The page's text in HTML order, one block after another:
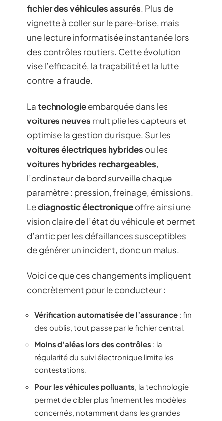
fichier des véhicules assurés. Plus de
vignette à coller sur le pare-brise, mais
une lecture informatisée instantanée lors
des contrôles routiers. Cette évolution
vise l’efficacité, la traçabilité et la lutte
contre la fraude.
Latechnologieembarquée dans les
voitures neuves multiplie les capteurs et
optimise la gestion du risque. Sur les
voitures électriques hybrides ou les
voitures hybrides rechargeables,
l’ordinateur de bord surveille chaque
paramètre : pression, freinage, émissions.
Lediagnostic électroniqueoffre ainsi une
vision claire de l’état du véhicule et permet
d’anticiper les défaillances susceptibles
de générer un incident, donc un malus.
Voici ce que ces changements impliquent
concrètement pour le conducteur :
Vérification automatisée de l’assurance : fin
des oublis, tout passe par le fichier central.
Moins d’aléas lors des contrôles : la
régularité du suivi électronique limite les
contestations.
Pour les véhicules polluants , la technologie
permet de cibler plus finement les modèles
concernés, notamment dans les grandes